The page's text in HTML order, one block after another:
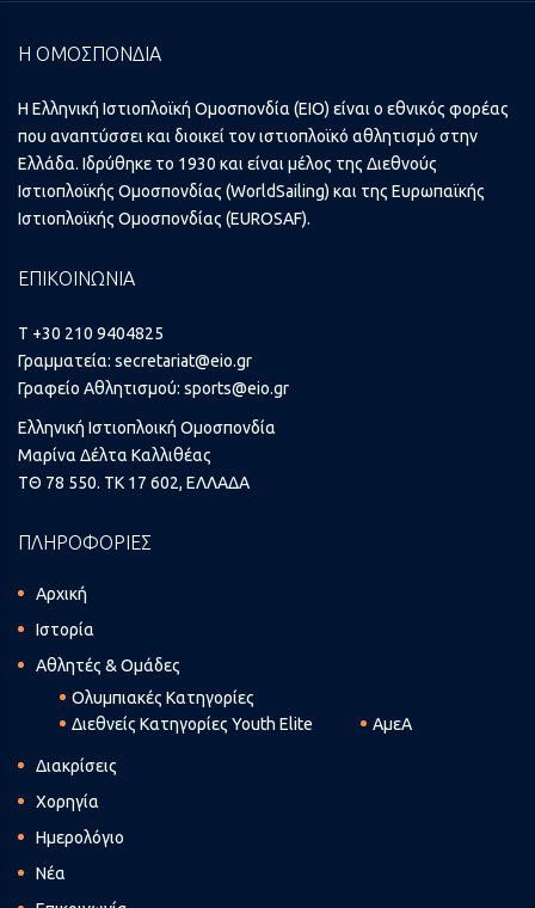
Η ΟΜΟΣΠΟΝΔΙΑ
Η Ελληνική Ιστιοπλοϊκή Ομοσπονδία (ΕΙΟ) είναι ο εθνικός φορέας
που αναπτύσσει και διοικεί τον ιστιοπλοϊκό αθλητισμό στην
Ελλάδα. Ιδρύθηκε το 1930 και είναι μέλος της Διεθνούς
Ιστιοπλοϊκής Ομοσπονδίας (WorldSailing) και της Ευρωπαϊκής
Ιστιοπλοϊκής Ομοσπονδίας (EUROSAF).
ΕΠΙΚΟΙΝΩΝΙΑ
T +30 210 9404825
Γραμματεία: secretariat@eio.gr
Γραφείο Αθλητισμού: sports@eio.gr
Ελληνική Ιστιοπλοική Ομοσπονδία
Μαρίνα Δέλτα Καλλιθέας
ΤΘ 78 550. ΤΚ 17 602, ΕΛΛΑΔΑ
ΠΛΗΡΟΦΟΡΙΕΣ
Αρχική
Ιστορία
Αθλητές & Ομάδες
Ολυμπιακές Κατηγορίες
Διεθνείς Κατηγορίες Youth Elite
ΑμεΑ
Διακρίσεις
Χορηγία
Ημερολόγιο
Νέα